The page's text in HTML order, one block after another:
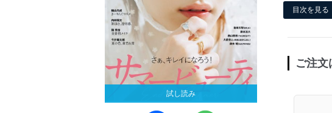
試し読み
目次を見る
ご注文